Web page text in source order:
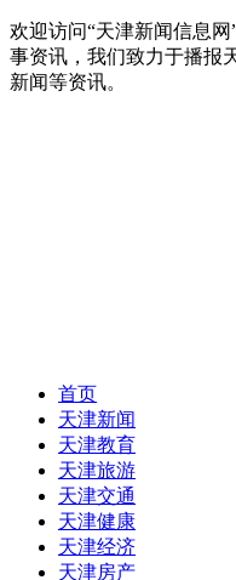
欢迎访问“天津新闻信息
事资讯，我们致力于播报
新闻等资讯。
首页
天津新闻
天津教育
天津旅游
天津交通
天津健康
天津经济
天津房产